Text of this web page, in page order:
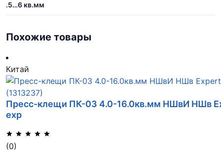
.5…6 кв.мм
Похожие товары
Китай
Пресс-клещи ПК-03 4.0-16.0кв.мм НШвИ НШв
exp
(0)